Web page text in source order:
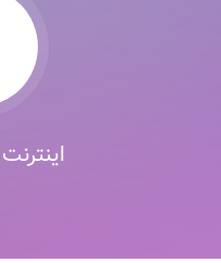
اینترنت WIRELESS